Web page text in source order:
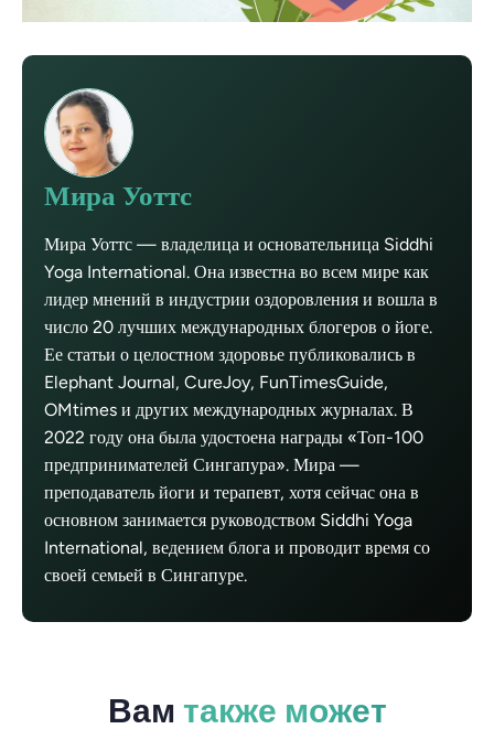
Мира Уоттс
Мира Уоттс — владелица и основательница Siddhi
Yoga International. Она известна во всем мире как
лидер мнений в индустрии оздоровления и вошла в
число 20 лучших международных блогеров о йоге.
Ее статьи о целостном здоровье публиковались в
Elephant Journal, CureJoy, FunTimesGuide,
OMtimes и других международных журналах. В
2022 году она была удостоена награды «Топ-100
предпринимателей Сингапура». Мира —
преподаватель йоги и терапевт, хотя сейчас она в
основном занимается руководством Siddhi Yoga
International, ведением блога и проводит время со
своей семьей в Сингапуре.
Вам также может